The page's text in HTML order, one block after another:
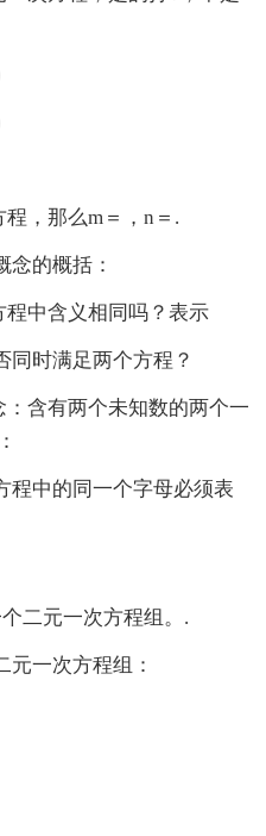
，那么m＝，n＝.
念的概括：
程中含义相同吗？表示
同时满足两个方程？
含有两个未知数的两个一
程中的同一个字母必须表
二元一次方程组。.
元一次方程组：